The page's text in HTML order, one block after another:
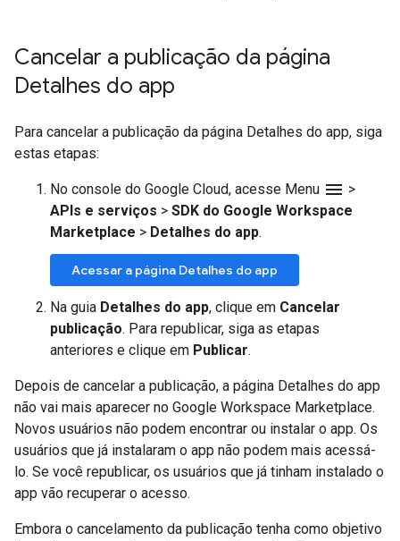
Cancelar a publicação da página
Detalhes do app
Para cancelar a publicação da página Detalhes do app, siga
estas etapas:
No console do Google Cloud, acesse Menu menu >
APIs e serviços > SDK do Google Workspace
Marketplace > Detalhes do app.
Acessar a página Detalhes do app
Na guia Detalhes do app, clique em Cancelar
publicação. Para republicar, siga as etapas
anteriores e clique em Publicar.
Depois de cancelar a publicação, a página Detalhes do app
não vai mais aparecer no Google Workspace Marketplace.
Novos usuários não podem encontrar ou instalar o app. Os
usuários que já instalaram o app não podem mais acessá-
lo. Se você republicar, os usuários que já tinham instalado o
app vão recuperar o acesso.
Embora o cancelamento da publicação tenha como objetivo